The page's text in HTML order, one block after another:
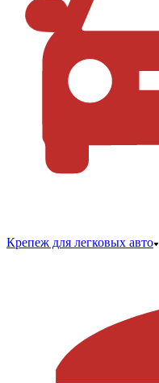
Крепеж для легковых авто